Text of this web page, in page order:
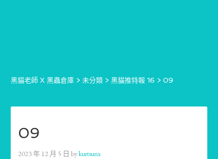
黑貓老師 X 黑蟲倉庫 >未分類 >黑貓推特報 16 >09
09
2023 年 12 月 5 日 bykurtsunx